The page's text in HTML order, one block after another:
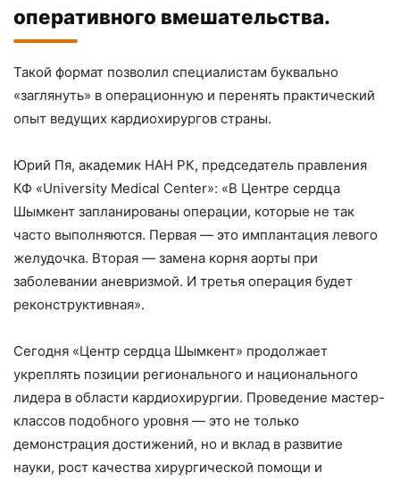
оперативного вмешательства.
Такой формат позволил специалистам буквально
«заглянуть» в операционную и перенять практический
опыт ведущих кардиохирургов страны.
Юрий Пя, академик НАН РК, председатель правления
КФ «University Medical Center»: «В Центре сердца
Шымкент запланированы операции, которые не так
часто выполняются. Первая — это имплантация левого
желудочка. Вторая — замена корня аорты при
заболевании аневризмой. И третья операция будет
реконструктивная».
Сегодня «Центр сердца Шымкент» продолжает
укреплять позиции регионального и национального
лидера в области кардиохирургии. Проведение мастер-
классов подобного уровня — это не только
демонстрация достижений, но и вклад в развитие
науки, рост качества хирургической помощи и